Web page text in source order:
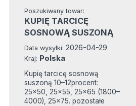
Poszukiwany towar:
KUPIĘ TARCICĘ
SOSNOWĄ SUSZONĄ
Data wysyłki: 2026-04-29
Kraj: Polska
Kupię tarcicę sosnową
suszoną 10–12procent:
25×50, 25×55, 25×65 (1800–
4000), 25×75. pozostałe